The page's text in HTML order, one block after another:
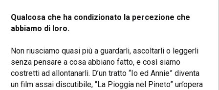
Qualcosa che ha condizionato la percezione che
abbiamo di loro.
Non riusciamo quasi più a guardarli, ascoltarli o leggerli
senza pensare a cosa abbiano fatto, e così siamo
costretti ad allontanarli. D’un tratto “Io ed Annie” diventa
un film assai discutibile, “La Pioggia nel Pineto” un’opera